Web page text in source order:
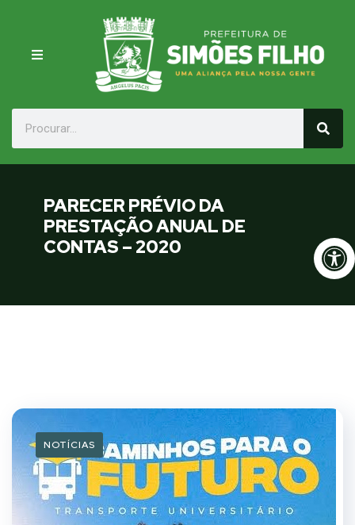
PARECER PRÉVIO DA
PRESTAÇÃO ANUAL DE
CONTAS – 2020
NOTÍCIAS